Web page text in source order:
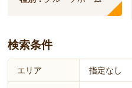
検索条件
エリア 指定なし